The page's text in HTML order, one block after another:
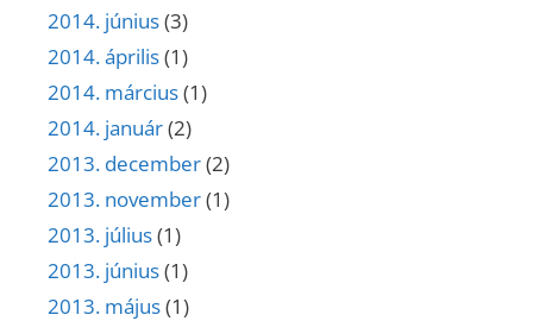
2014. június(3)
2014. április(1)
2014. március(1)
2014. január(2)
2013. december(2)
2013. november(1)
2013. július(1)
2013. június(1)
2013. május(1)